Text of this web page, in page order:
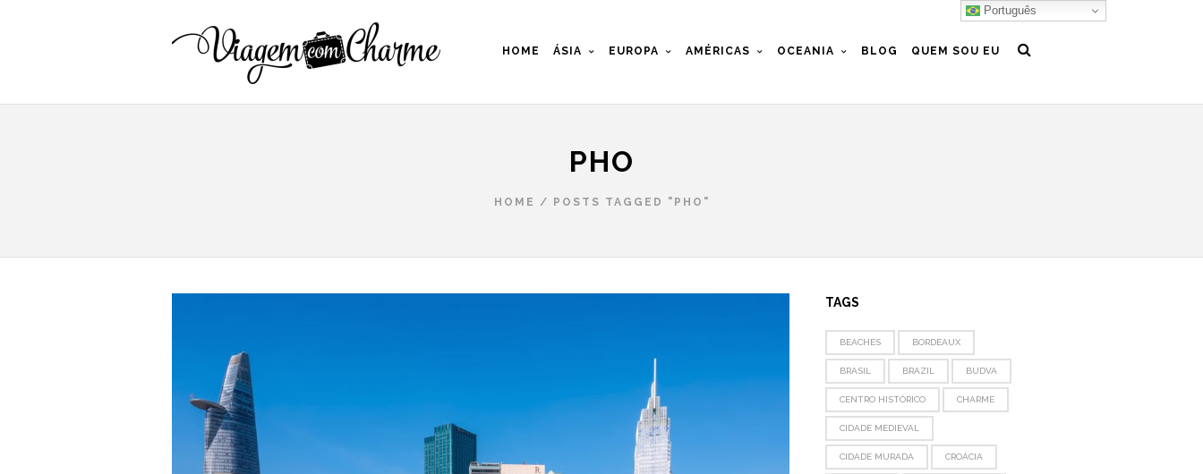
HOME ÁSIA EUROPA AMÉRICAS OCEANIA BLOG QUEM SOU EU
PHO
HOME / POSTS TAGGED "PHO"
TAGS
BEACHES BORDEAUX
BRASIL BRAZIL BUDVA
CENTRO HISTÓRICO CHARME
CIDADE MEDIEVAL
CIDADE MURADA CROÁCIA
Português